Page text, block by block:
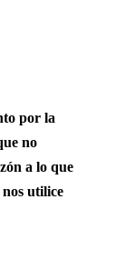
por la
no
a lo que
nos utilice